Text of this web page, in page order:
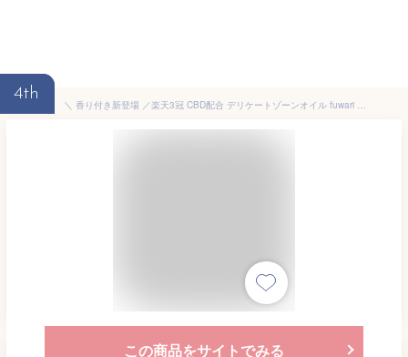
4th
＼ 香り付き新登場 ／楽天3冠 CBD配合 デリケートゾーンオイル fuwari プレミアムフェミニンオイル 100%天然 保湿 フェムケア ボディ 膣オイル CBDオイル 更年期 黒ずみ 臭い 無香料 フワリ 乾燥 50mL 陰部
この商品をサイトでみる